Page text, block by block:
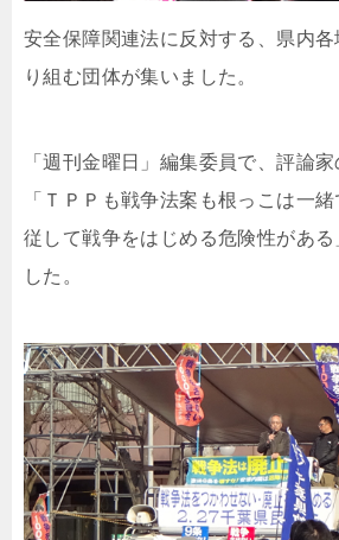
安全保障関連法に反対する、県内
り組む団体が集いました。
「週刊金曜日」編集委員で、評論
「ＴＰＰも戦争法案も根っこは一
従して戦争をはじめる危険性がある
した。